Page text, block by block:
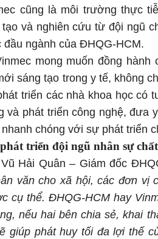
cũng là môi trường thực
tạo và nghiên cứu từ đội ngũ
đầu ngành của ĐHQG-HCM.
mong muốn đồng
sáng tạo trong y tế, không
triển các nhà khoa học có
và phát triển công nghệ, đưa
nhanh chóng với sự phát triển
triển đội ngũ nhân sự
Hải Quân – Giám đốc
văn cho xã hội, các đơn vị
cụ thể. ĐHQG-HCM hay
nếu hai bên chia sẻ, khai
giúp phát huy tối đa lợi thế